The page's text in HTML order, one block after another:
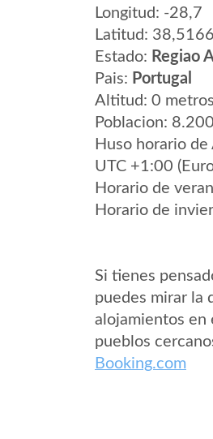
Longitud: -28,7
Latitud:
Estado: Regiao
Pais: Portugal
Altitud: 0
Poblacion: 8.200
Huso horario de
UTC +1:00
Horario de
Horario de
Si tienes
puedes mirar la
alojamientos en
pueblos
Booking.com